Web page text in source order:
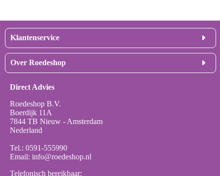
Klantenservice
Levertijden
Verzenden & Bezorging
Retourneren & Service
Betaalmogelijkheden
Privacy statement
Algemene voorwaarden
Direct Advies
Roedeshop B.V.
Boerdijk 11A
7844 TB Nieuw - Amsterdam
Nederland
Tel.: 0591-555990
Email: info@roedeshop.nl
Telefonisch bereikbaar:
Over Roedeshop
Ons assortiment
Werken bij Roedeshop
Gordijnrails
Elektrische gordijnrails